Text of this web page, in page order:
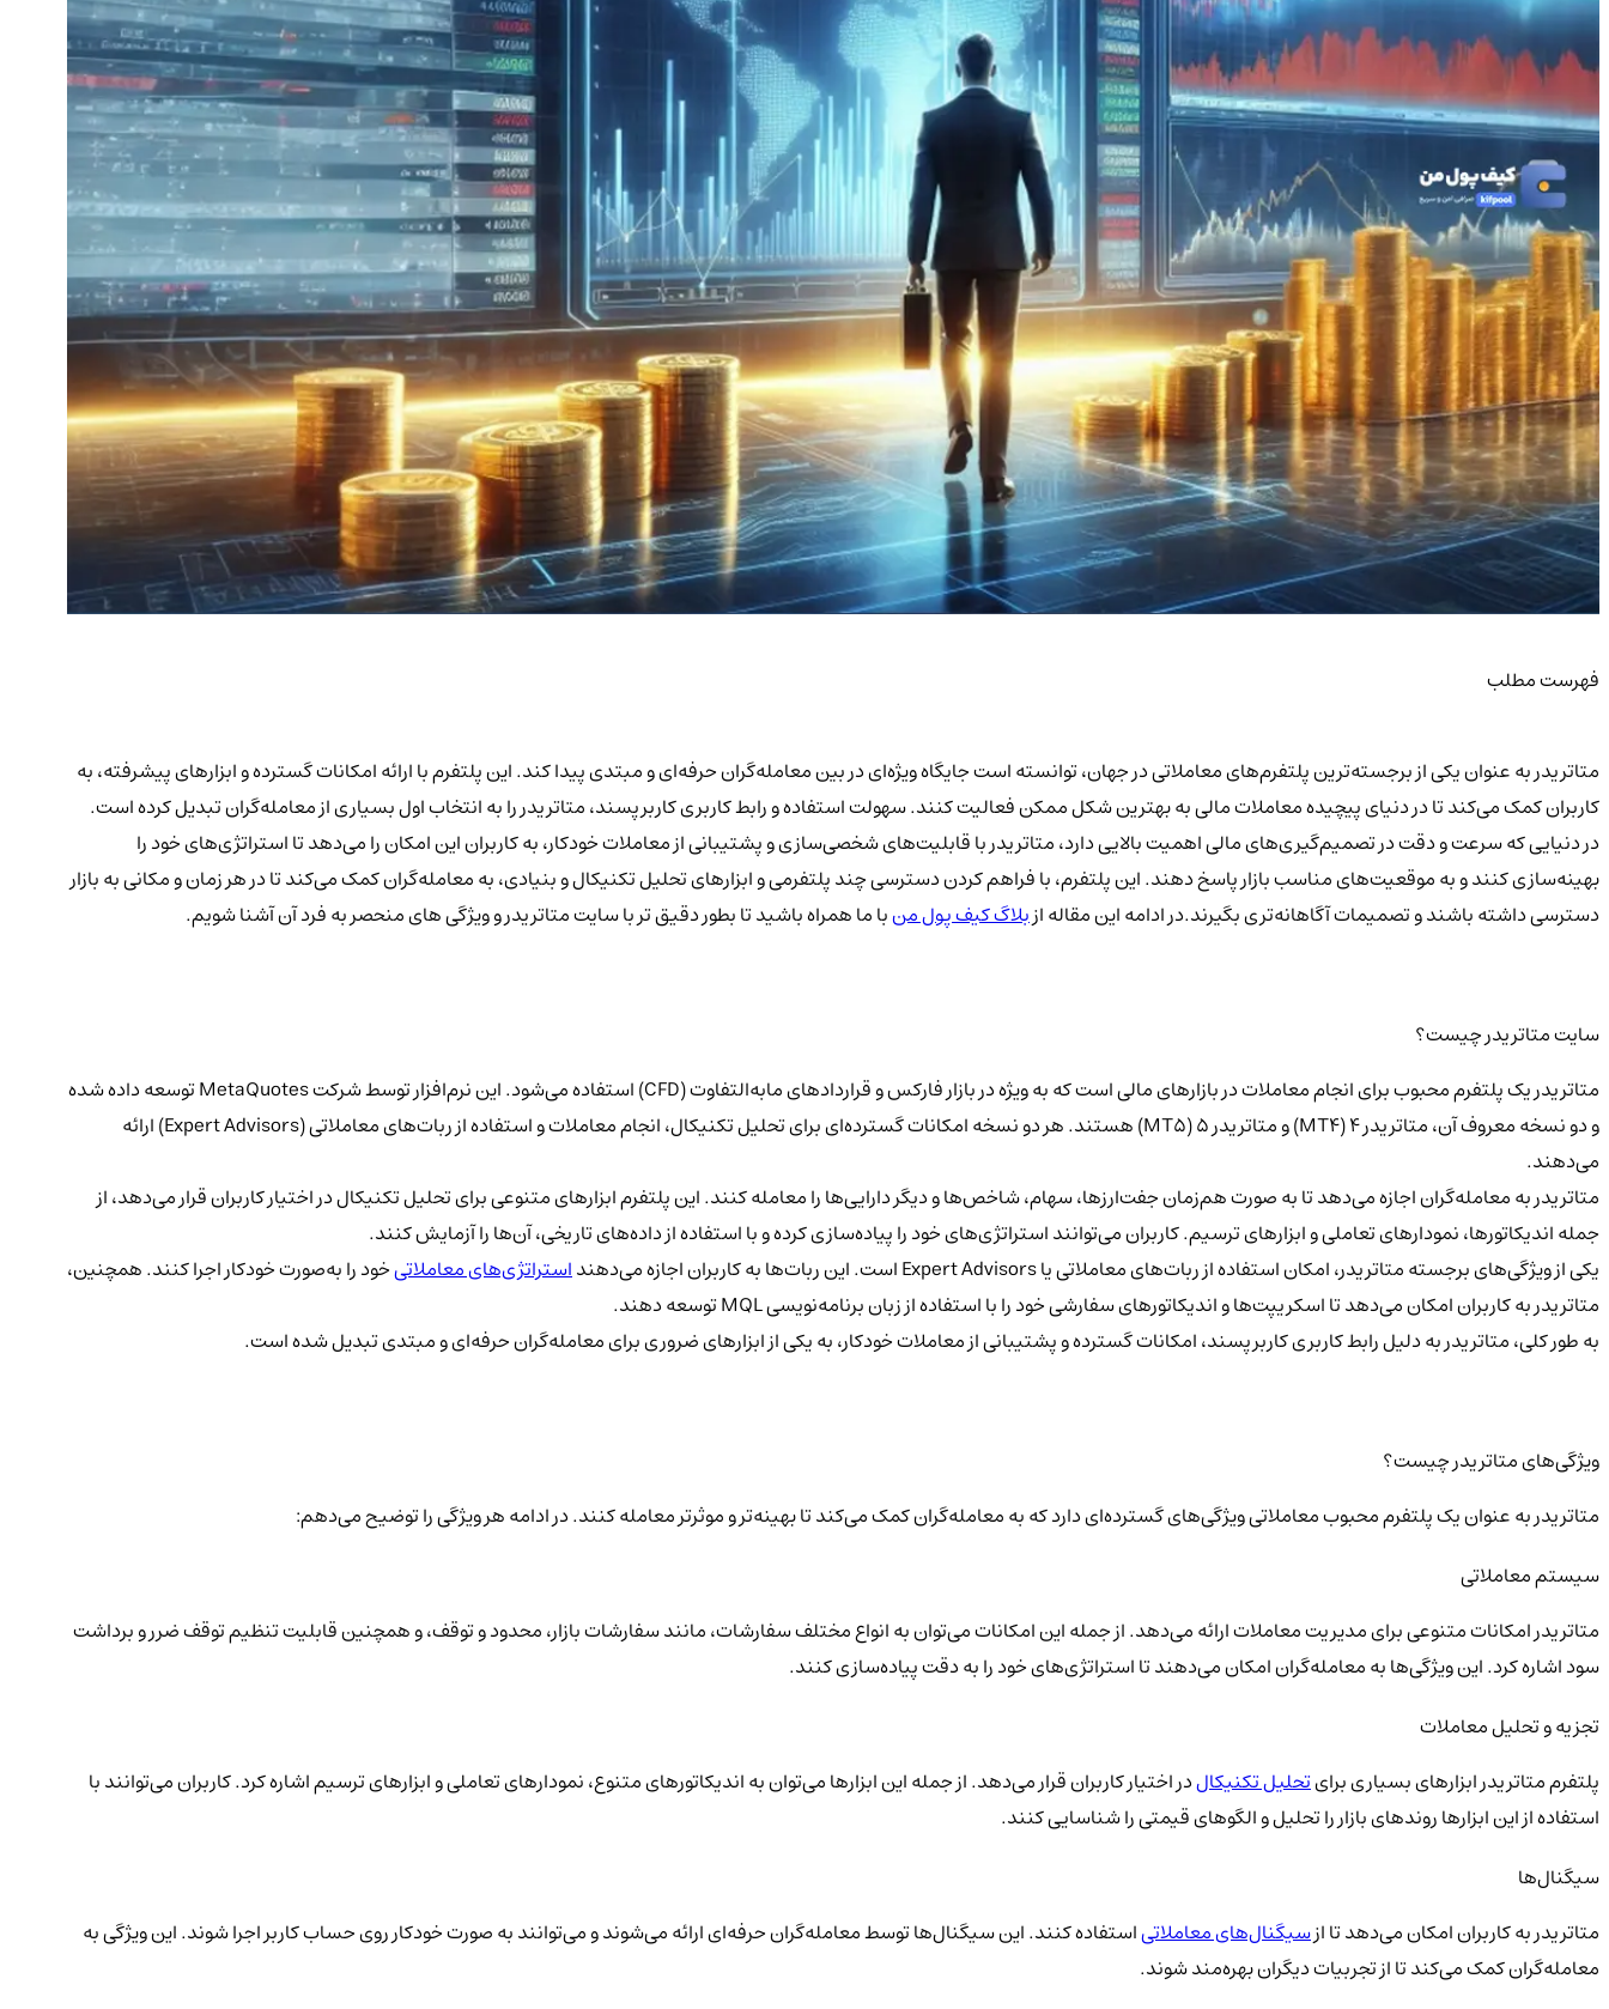
فهرست مطلب
متاتریدر به عنوان یکی از برجسته‌ترین پلتفرم‌های معاملاتی در جهان، توانسته است جایگاه ویژه‌ای در بین معامله‌گران حرفه‌ای و مبتدی پیدا کند. این پلتفرم با ارائه امکانات گسترده و ابزارهای پیشرفته، به
کاربران کمک می‌کند تا در دنیای پیچیده معاملات مالی به بهترین شکل ممکن فعالیت کنند. سهولت استفاده و رابط کاربری کاربرپسند، متاتریدر را به انتخاب اول بسیاری از معامله‌گران تبدیل کرده است.
در دنیایی که سرعت و دقت در تصمیم‌گیری‌های مالی اهمیت بالایی دارد، متاتریدر با قابلیت‌های شخصی‌سازی و پشتیبانی از معاملات خودکار، به کاربران این امکان را می‌دهد تا استراتژی‌های خود را
بهینه‌سازی کنند و به موقعیت‌های مناسب بازار پاسخ دهند. این پلتفرم، با فراهم کردن دسترسی چند پلتفرمی و ابزارهای تحلیل تکنیکال و بنیادی، به معامله‌گران کمک می‌کند تا در هر زمان و مکانی به بازار
دسترسی داشته باشند و تصمیمات آگاهانه‌تری بگیرند.در ادامه این مقاله ازبلاگ کیف پول منبا ما همراه باشید تا بطور دقیق تر با سایت متاتریدر و ویژگی های منحصر به فرد آن آشنا شویم.
سایت متاتریدر چیست؟
متاتریدر یک پلتفرم محبوب برای انجام معاملات در بازارهای مالی است که به ویژه در بازار فارکس و قراردادهای مابه‌التفاوت (CFD) استفاده می‌شود. این نرم‌افزار توسط شرکت MetaQuotes توسعه داده شده
و دو نسخه معروف آن، متاتریدر 4 (MT4) و متاتریدر 5 (MT5) هستند. هر دو نسخه امکانات گسترده‌ای برای تحلیل تکنیکال، انجام معاملات و استفاده از ربات‌های معاملاتی (Expert Advisors) ارائه
می‌دهند.
متاتریدر به معامله‌گران اجازه می‌دهد تا به صورت هم‌زمان جفت‌ارزها، سهام، شاخص‌ها و دیگر دارایی‌ها را معامله کنند. این پلتفرم ابزارهای متنوعی برای تحلیل تکنیکال در اختیار کاربران قرار می‌دهد، از
جمله اندیکاتورها، نمودارهای تعاملی و ابزارهای ترسیم. کاربران می‌توانند استراتژی‌های خود را پیاده‌سازی کرده و با استفاده از داده‌های تاریخی، آن‌ها را آزمایش کنند.
یکی از ویژگی‌های برجسته متاتریدر، امکان استفاده از ربات‌های معاملاتی یا Expert Advisors است. این ربات‌ها به کاربران اجازه می‌دهند
استراتژی‌های معاملاتیخود را به‌صورت خودکار اجرا کنند. همچنین،
متاتریدر به کاربران امکان می‌دهد تا اسکریپت‌ها و اندیکاتورهای سفارشی خود را با استفاده از زبان برنامه‌نویسی MQL توسعه دهند.
به طور کلی، متاتریدر به دلیل رابط کاربری کاربرپسند، امکانات گسترده و پشتیبانی از معاملات خودکار، به یکی از ابزارهای ضروری برای معامله‌گران حرفه‌ای و مبتدی تبدیل شده است.
ویژگی‌های متاتریدر چیست؟
متاتریدر به عنوان یک پلتفرم محبوب معاملاتی ویژگی‌های گسترده‌ای دارد که به معامله‌گران کمک می‌کند تا بهینه‌تر و موثرتر معامله کنند. در ادامه هر ویژگی را توضیح می‌دهم:
سیستم معاملاتی
متاتریدر امکانات متنوعی برای مدیریت معاملات ارائه می‌دهد. از جمله این امکانات می‌توان به انواع مختلف سفارشات، مانند سفارشات بازار، محدود و توقف، و همچنین قابلیت تنظیم توقف ضرر و برداشت
سود اشاره کرد. این ویژگی‌ها به معامله‌گران امکان می‌دهند تا استراتژی‌های خود را به دقت پیاده‌سازی کنند.
تجزیه‌ و تحلیل معاملات
پلتفرم متاتریدر ابزارهای بسیاری برایتحلیل تکنیکالدر اختیار کاربران قرار می‌دهد. از جمله این ابزارها می‌توان به اندیکاتورهای متنوع، نمودارهای تعاملی و ابزارهای ترسیم اشاره کرد. کاربران می‌توانند با
استفاده از این ابزارها روندهای بازار را تحلیل و الگوهای قیمتی را شناسایی کنند.
سیگنال‌ها
متاتریدر به کاربران امکان می‌دهد تا ازسیگنال‌های معاملاتیاستفاده کنند. این سیگنال‌ها توسط معامله‌گران حرفه‌ای ارائه می‌شوند و می‌توانند به صورت خودکار روی حساب کاربر اجرا شوند. این ویژگی به
معامله‌گران کمک می‌کند تا از تجربیات دیگران بهره‌مند شوند.